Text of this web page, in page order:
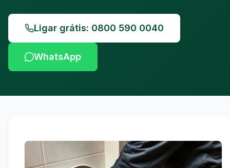
Ligar grátis: 0800 590 0040
WhatsApp